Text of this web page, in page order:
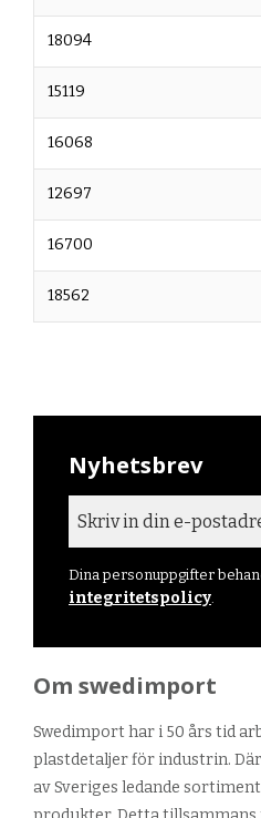
18094
15119
16068
12697
16700
18562
Nyhetsbrev
Dina personuppgifter
integritetspolicy
Om swedimport
Swedimport har i 50 års tid
plastdetaljer för industrin.
av Sveriges ledande